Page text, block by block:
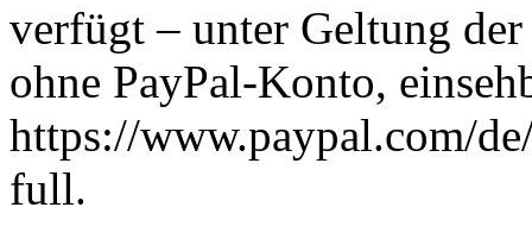
verfügt – unter Geltung
ohne PayPal-Konto,
https://www.paypal.com/
full.